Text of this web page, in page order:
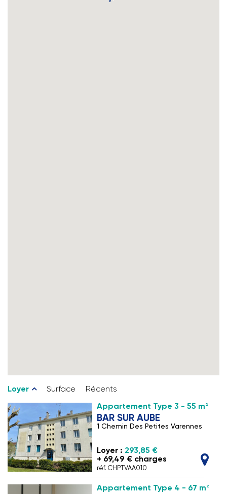
Loyer Surface Récents
Appartement Type 3 - 55 m 2
BAR SUR AUBE
1 Chemin Des Petites Varennes
Loyer : 293,85 €
+ 69,49 € charges
réf. CHPTVAA010
Appartement Type 4 - 67 m 2